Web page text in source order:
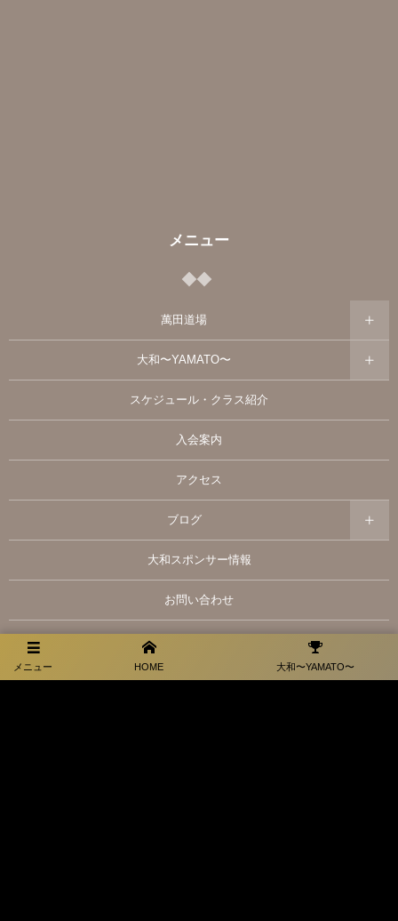
メニュー HOME 大和〜YAMATO〜
メニュー
萬田道場
大和〜YAMATO〜
スケジュール・クラス紹介
入会案内
アクセス
ブログ
大和スポンサー情報
お問い合わせ